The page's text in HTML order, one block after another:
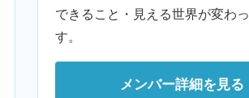
できること・見える世界が変わ
す。
メンバー詳細を見る